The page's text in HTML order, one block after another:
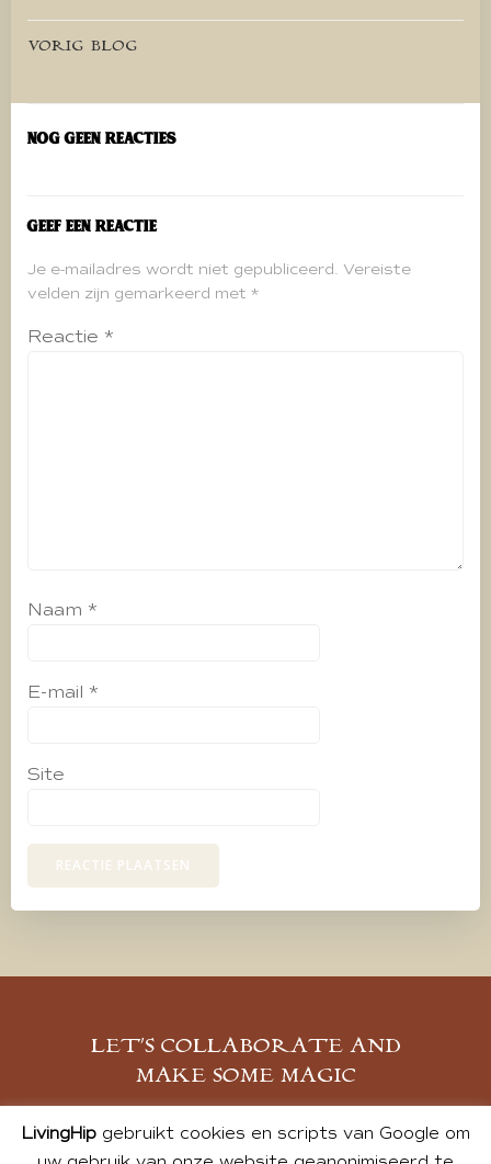
Bericht
navigatie
VORIG BLOG
Nog geen reacties
Geef een reactie
Je e-mailadres wordt niet gepubliceerd. Vereiste
velden zijn gemarkeerd met *
Reactie *
Naam *
E-mail *
Site
LET’S COLLABORATE AND
MAKE SOME MAGIC
MELD JE AAN
LivingHipgebruikt cookies en scripts van Google om